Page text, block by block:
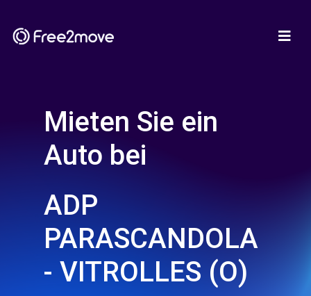
Mieten Sie ein
Auto bei
ADP
PARASCANDOLA
- VITROLLES (O)